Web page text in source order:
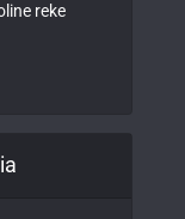
reke